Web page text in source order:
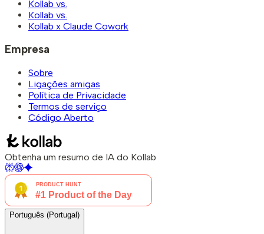
Kollab vs.
Kollab vs.
Kollab x Claude Cowork
Empresa
Sobre
Ligações amigas
Política de Privacidade
Termos de serviço
Código Aberto
Obtenha um resumo de IA do Kollab
Português (Portugal)